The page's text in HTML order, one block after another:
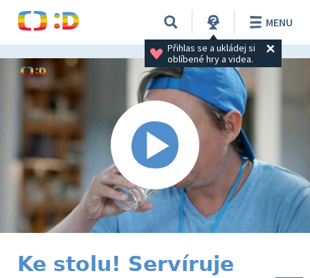
Přihlas se a ukládej si
oblíbené hry a videa.
MENU
Ke stolu! Servíruje